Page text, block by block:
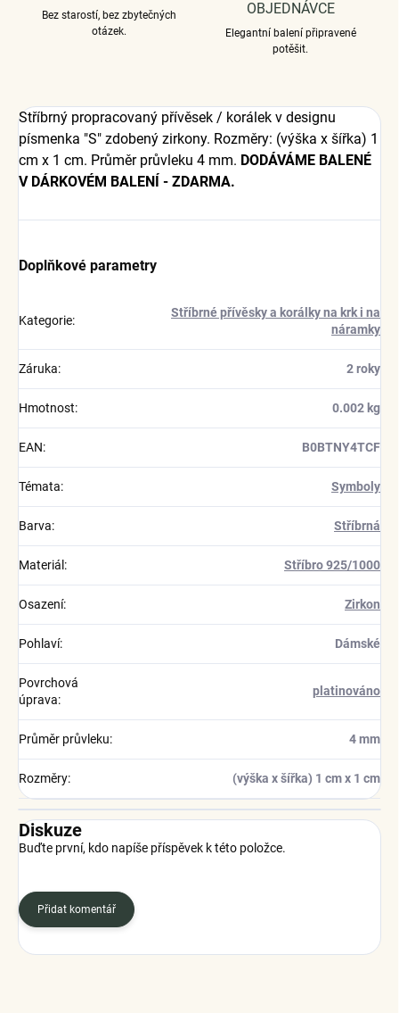
Bez starostí, bez zbytečných
otázek.
OBJEDNÁVCE
Elegantní balení připravené
potěšit.
Stříbrný propracovaný přívěsek / korálek v designu
písmenka "S" zdobený zirkony. Rozměry: (výška x šířka) 1
cm x 1 cm. Průměr průvleku 4 mm. DODÁVÁME BALENÉ
V DÁRKOVÉM BALENÍ - ZDARMA.
Doplňkové parametry
Kategorie:
Stříbrné přívěsky a korálky na krk i na
náramky
Záruka: 2 roky
Hmotnost: 0.002 kg
EAN: B0BTNY4TCF
Témata: Symboly
Barva: Stříbrná
Materiál : Stříbro 925/1000
Osazení: Zirkon
Pohlaví: Dámské
Povrchová
úprava:
platinováno
Průměr průvleku: 4 mm
Rozměry: (výška x šířka) 1 cm x 1 cm
Diskuze
Buďte první, kdo napíše příspěvek k této položce.
Přidat komentář